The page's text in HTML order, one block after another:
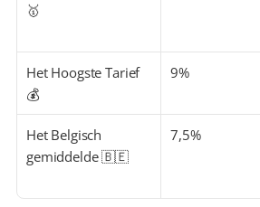
🥇
Het Hoogste Tarief
💰
9%
Het Belgisch
gemiddelde 🇧🇪
7,5%